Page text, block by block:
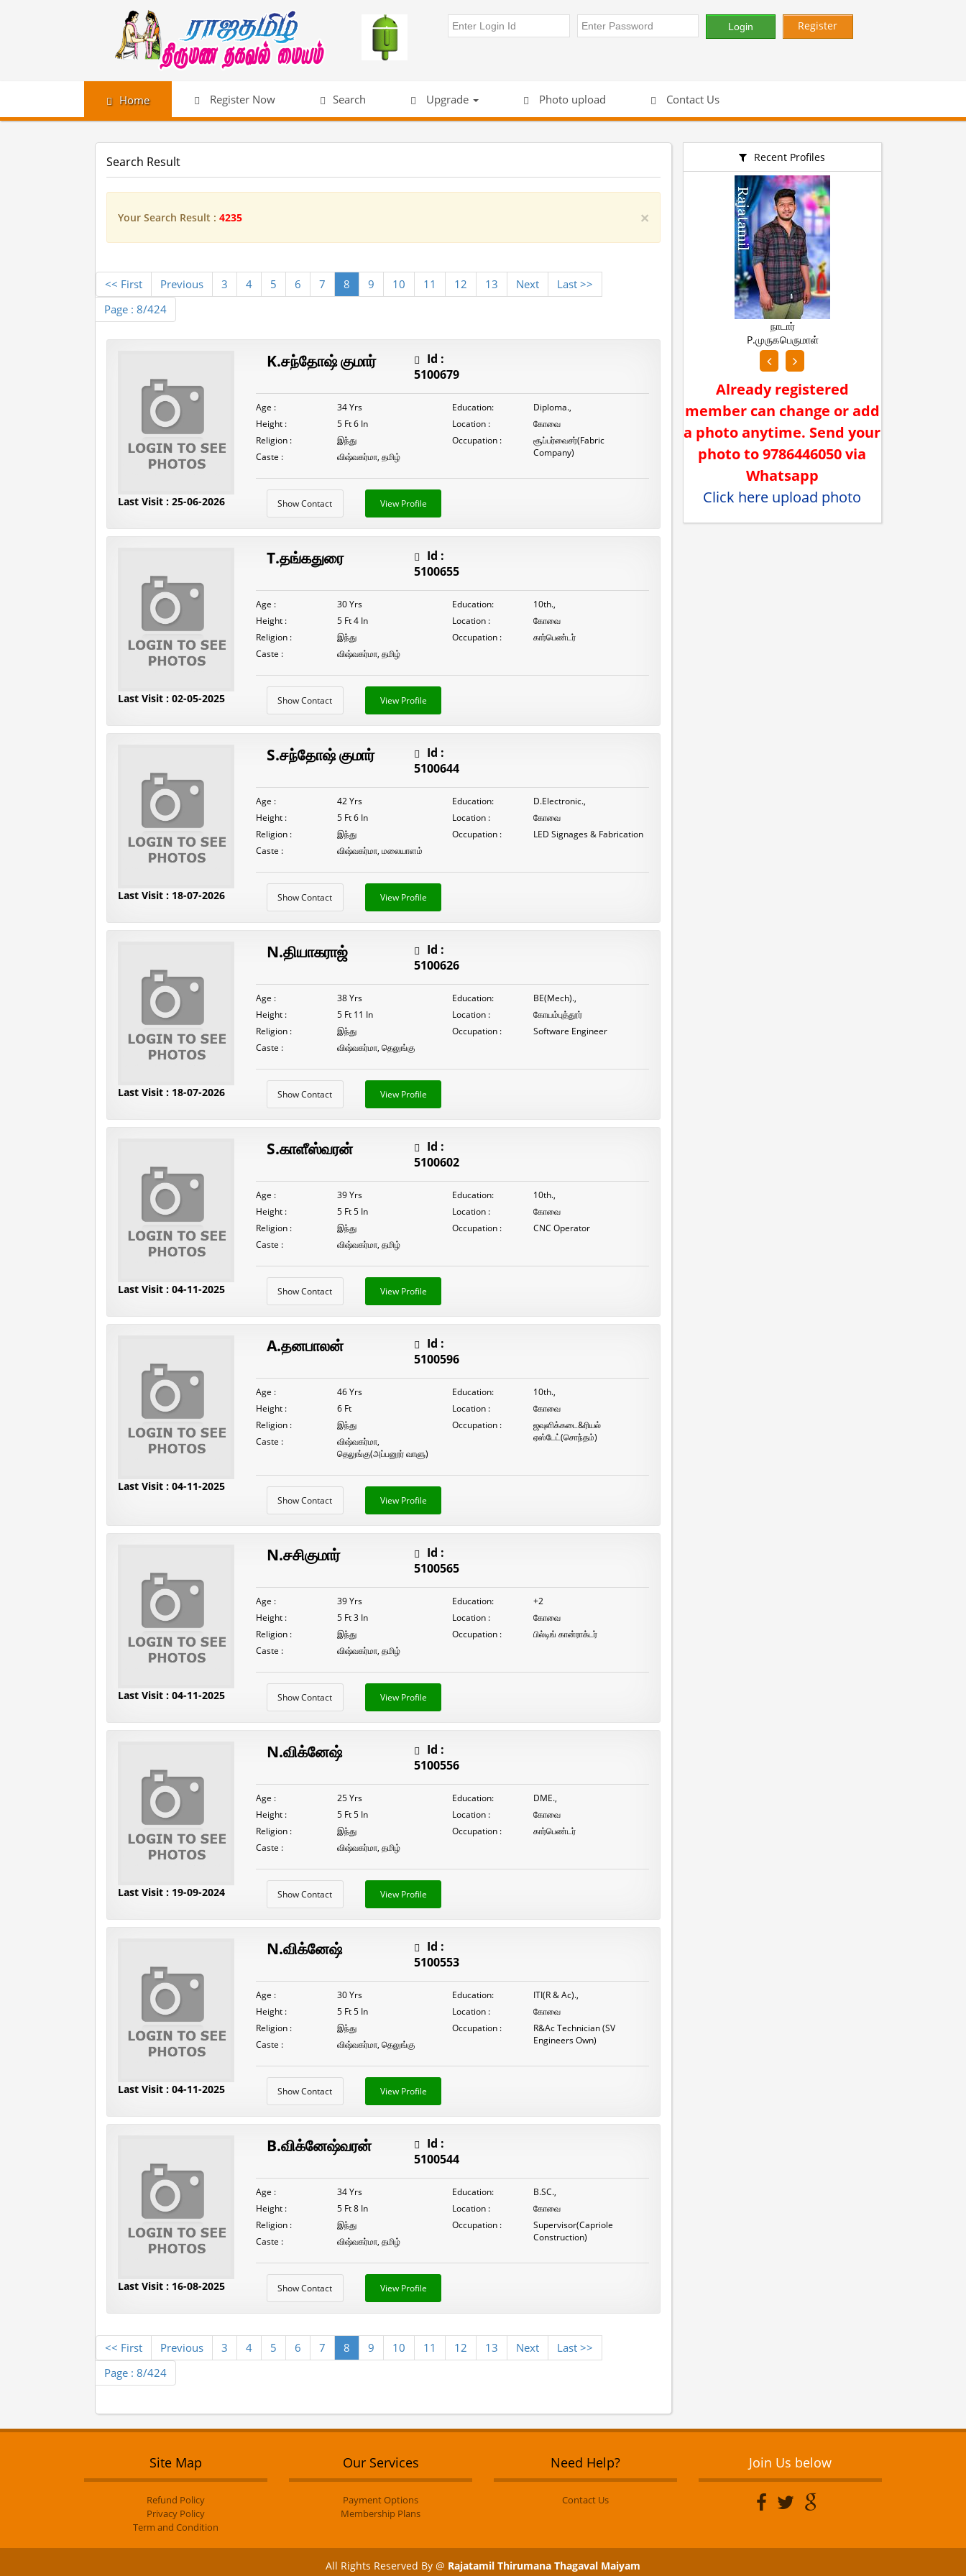
Register
Home Register Now Search Upgrade Photo upload Contact Us
Search Result
×
Your Search Result : 4235
<< First Previous 3 4 5 6 7 8 9 10 11 12 13 Next
Last >>
Page : 8/424
Last Visit : 25-06-2026
K.சந்தோஷ் குமார்
Id :
5100679
Age :
34 Yrs
Height :
5 Ft 6 In
Religion :
இந்து
Caste :
விஷ்வகர்மா, தமிழ்
Education:
Diploma.,
Location :
கோவை
Occupation :
சூப்பர்வைசர்(Fabric
Company)
Show Contact View Profile
Last Visit : 02-05-2025
T.தங்கதுரை
Id :
5100655
Age :
30 Yrs
Height :
5 Ft 4 In
Religion :
இந்து
Caste :
விஷ்வகர்மா, தமிழ்
Education:
10th.,
Location :
கோவை
Occupation :
கார்பெண்டர்
Show Contact View Profile
Last Visit : 18-07-2026
S.சந்தோஷ் குமார்
Id :
5100644
Age :
42 Yrs
Height :
5 Ft 6 In
Religion :
இந்து
Caste :
விஷ்வகர்மா, மலையாளம்
Education:
D.Electronic.,
Location :
கோவை
Occupation :
LED Signages & Fabrication
Show Contact View Profile
Last Visit : 18-07-2026
N.தியாகராஜ்
Id :
5100626
Age :
38 Yrs
Height :
5 Ft 11 In
Religion :
இந்து
Caste :
விஷ்வகர்மா, தெலுங்கு
Education:
BE(Mech).,
Location :
கோயம்புத்தூர்
Occupation :
Software Engineer
Show Contact View Profile
Last Visit : 04-11-2025
S.காளீஸ்வரன்
Id :
5100602
Age :
39 Yrs
Height :
5 Ft 5 In
Religion :
இந்து
Caste :
விஷ்வகர்மா, தமிழ்
Education:
10th.,
Location :
கோவை
Occupation :
CNC Operator
Show Contact View Profile
Last Visit : 04-11-2025
A.தனபாலன்
Id :
5100596
Age :
46 Yrs
Height :
6 Ft
Religion :
இந்து
Caste :
விஷ்வகர்மா,
தெலுங்கு(அப்பனூர் வாளு)
Education:
10th.,
Location :
கோவை
Occupation :
ஜவுளிக்கடை&ரியல்
ஏஸ்டேட்(சொந்தம்)
Show Contact View Profile
Last Visit : 04-11-2025
N.சசிகுமார்
Id :
5100565
Age :
39 Yrs
Height :
5 Ft 3 In
Religion :
இந்து
Caste :
விஷ்வகர்மா, தமிழ்
Education:
+2
Location :
கோவை
Occupation :
பில்டிங் கான்ராக்டர்
Show Contact View Profile
Last Visit : 19-09-2024
N.விக்னேஷ்
Id :
5100556
Age :
25 Yrs
Height :
5 Ft 5 In
Religion :
இந்து
Caste :
விஷ்வகர்மா, தமிழ்
Education:
DME.,
Location :
கோவை
Occupation :
கார்பெண்டர்
Show Contact View Profile
Last Visit : 04-11-2025
N.விக்னேஷ்
Id :
5100553
Age :
30 Yrs
Height :
5 Ft 5 In
Religion :
இந்து
Caste :
விஷ்வகர்மா, தெலுங்கு
Education:
ITI(R & Ac).,
Location :
கோவை
Occupation :
R&Ac Technician (SV
Engineers Own)
Show Contact View Profile
Last Visit : 16-08-2025
B.விக்னேஷ்வரன்
Id :
5100544
Age :
34 Yrs
Height :
5 Ft 8 In
Religion :
இந்து
Caste :
விஷ்வகர்மா, தமிழ்
Education:
B.SC.,
Location :
கோவை
Occupation :
Supervisor(Capriole
Construction)
Show Contact View Profile
<< First Previous 3 4 5 6 7 8 9 10 11 12 13 Next
Last >>
Page : 8/424
Recent Profiles
P.முருகபெருமாள்
நாடார்
S.கவிப்பிரியா
Already registered
member can change or add
a photo anytime. Send your
photo to 9786446050 via
Whatsapp
Click here upload photo
Site Map
Refund Policy
Privacy Policy
Term and Condition
Our Services
Payment Options
Membership Plans
Need Help?
Contact Us
Join Us below
All Rights Reserved By @ Rajatamil Thirumana Thagaval Maiyam